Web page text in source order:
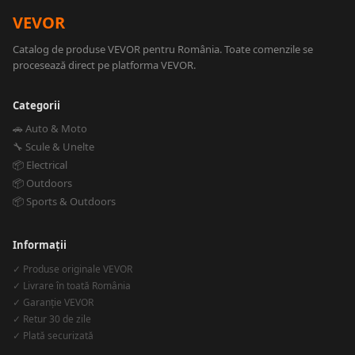
VEVOR
Catalog de produse VEVOR pentru România. Toate comenzile se
procesează direct pe platforma VEVOR.
Categorii
🚗 Auto & Moto
🔧 Scule & Unelte
📦 Electrical
📦 Outdoors
📦 Sports & Outdoors
Informații
✓ Produse originale VEVOR
✓ Livrare în toată România
✓ Garanție VEVOR
✓ Retur 30 de zile
✓ Plată securizată